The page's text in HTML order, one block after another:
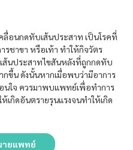
ลื่อนกดทับเส้นประสาท เป็นโรคที่
ชาขา หรือเท้า ทำให้กิจวัตร
ส้นประสาทไขสันหลังที่ถูกกดทับ
กขึ้น ดังนั้นหากเมื่อพบว่ามีอาการ
นใจ ควรมาพบแพทย์เพื่อทำการ
เกิดอันตรายรุนแรงจนทำให้เกิด
ายแพทย์